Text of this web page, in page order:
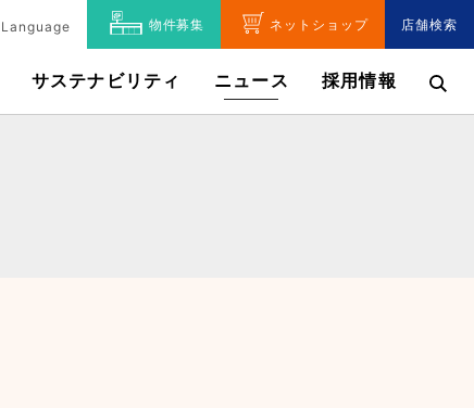
Language 物件募集 ネットショップ 店舗検索
サステナビリティ ニュース 採用情報